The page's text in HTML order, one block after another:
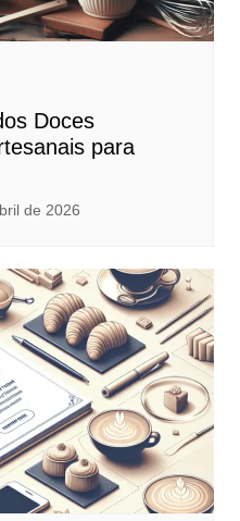
Doces
para
de 2026